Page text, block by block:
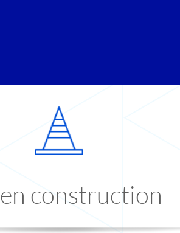
construction